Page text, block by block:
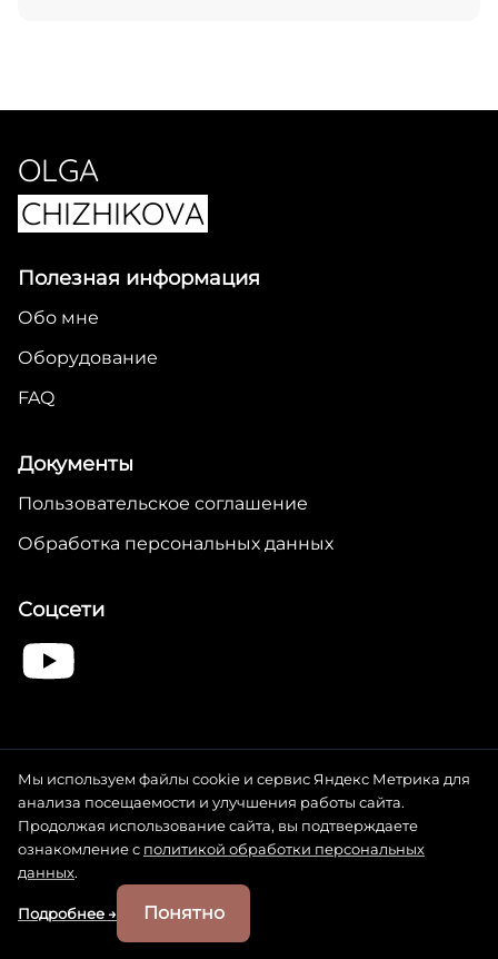
Войти
OLGA
CHIZHIKOVA
Полезная информация
Обо мне
Оборудование
FAQ
Документы
Пользовательское соглашение
Обработка персональных данных
Соцсети
почта: olyachizzh@yandex.ru
Все материалы, представленные на настоящем интернет-сайте,
являются объектами авторского права. Любое копирование,
распространение или иное использование материалов без
предварительного согласия правообладателя запрещено. За
любой факт нарушения авторских прав нарушитель будет
преследоваться в соответствии с законодательством
(гражданско-правовая, административная, уголовная
Мы используем файлы cookie и сервис Яндекс Метрика для
анализа посещаемости и улучшения работы сайта.
Продолжая использование сайта, вы подтверждаете
ознакомление с политикой обработки персональных
данных.
Подробнее → Понятно